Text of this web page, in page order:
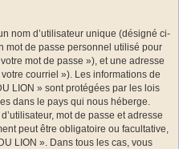
nom d’utilisateur unique (désigné ci-
mot de passe personnel utilisé pour
mot de passe »), et une adresse
courriel »). Les informations de
LION » sont protégées par les lois
dans le pays qui nous héberge.
mot de passe et adresse
peut être obligatoire ou facultative,
LION ». Dans tous les cas, vous